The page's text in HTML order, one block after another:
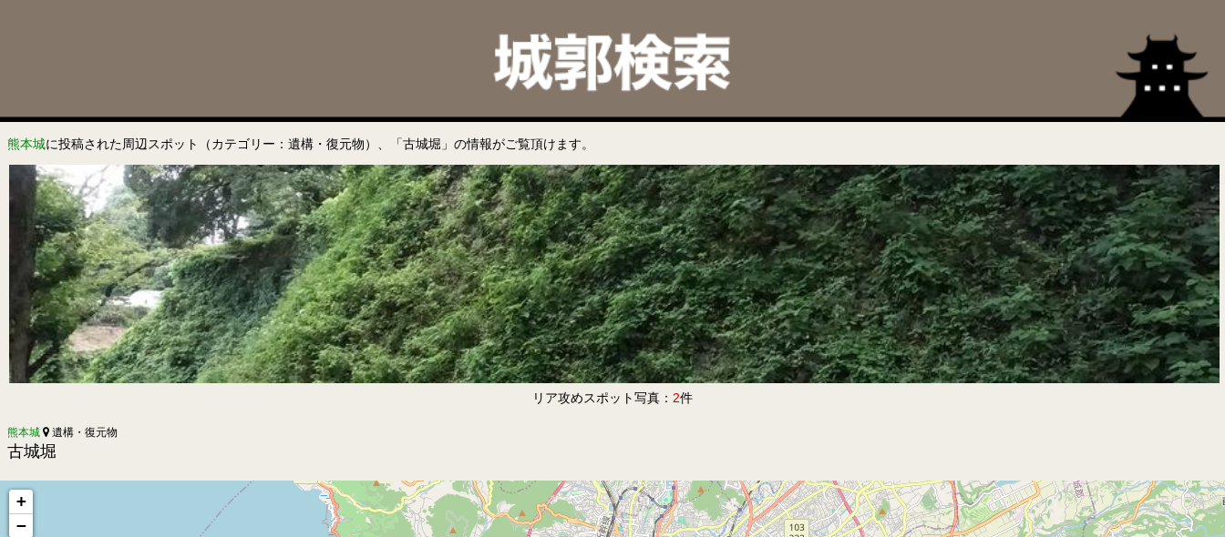
熊本城に投稿された周辺スポット（カテゴリー：遺構・復元物）、「古城堀」の情報がご覧頂けます。
リア攻めスポット写真： 2件
熊本城 遺構・復元物
古城堀
+
−